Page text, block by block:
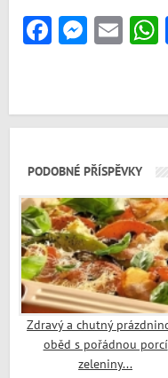
Facebook
PODOBNÉ PŘÍSPĚVKY
Zdravý a chutný
oběd s pořádnou porcí
zeleniny...